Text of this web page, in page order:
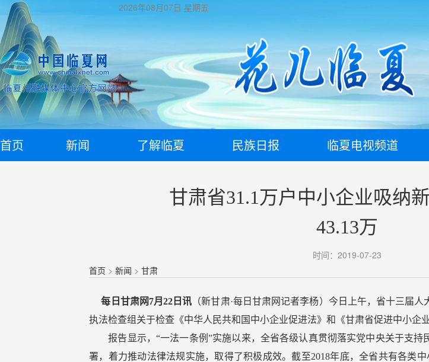
2026年08月07日 星期五
首页 新闻 了解临夏 民族日报 临夏电视频道
甘肃省31.1万户中小企业吸纳
43.13万
时间：2019-07-23
首页 > 新闻 > 甘肃
每日甘肃网7月22日讯 （新甘肃·每日甘肃网记者李杨）今日上午，省十三届
执法检查组关于检查《中华人民共和国中小企业促进法》和《甘肃省促进中小企
报告显示，“一法一条例”实施以来，全省各级认真贯彻落实党中央关于支持
署，着力推动法律法规实施，取得了积极成效。截至2018年底，全省共有各类中